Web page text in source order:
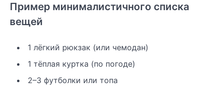
Пример минималистичного списка
вещей
1 лёгкий рюкзак (или чемодан)
1 тёплая куртка (по погоде)
2–3 футболки или топа